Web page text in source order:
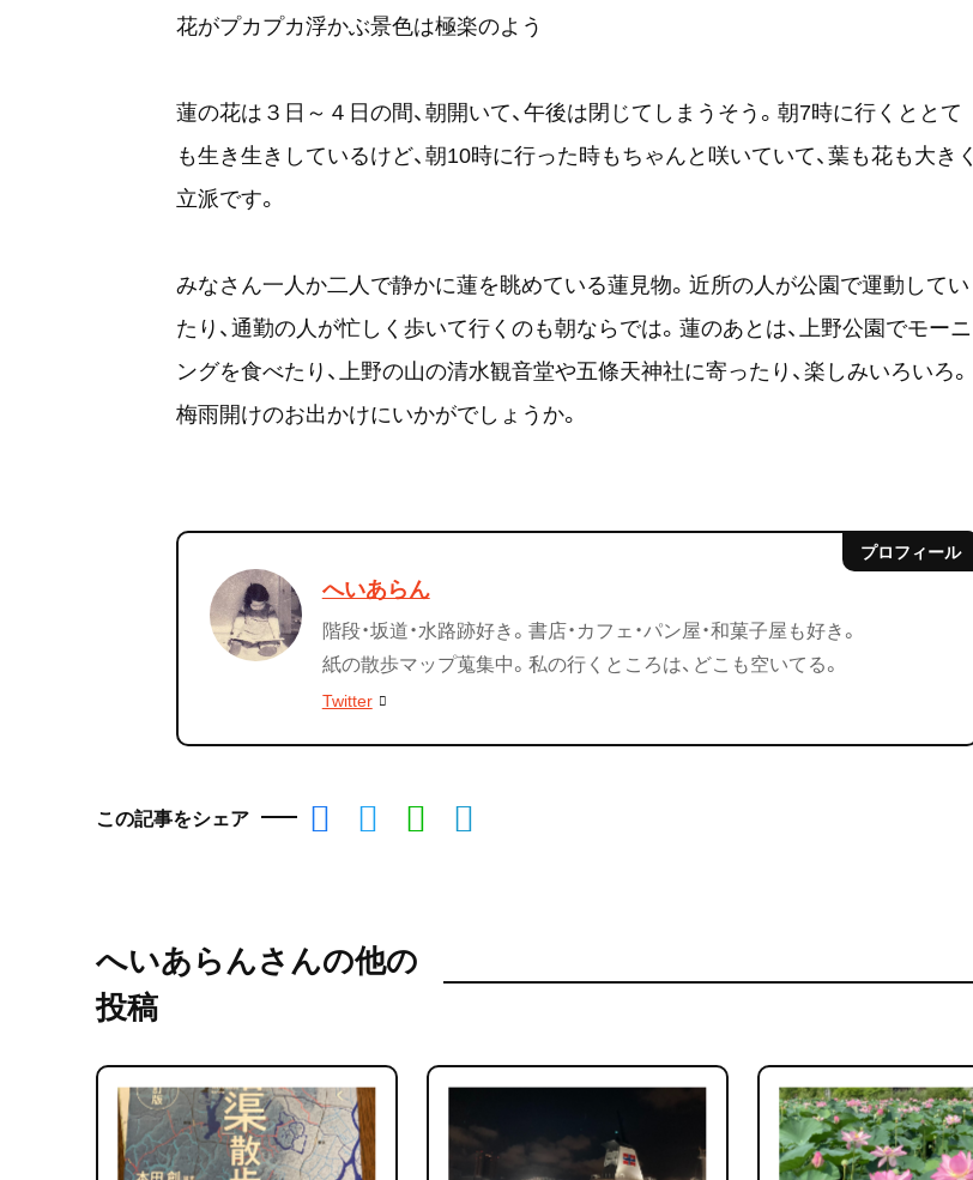
花がプカプカ浮かぶ景色は極楽のよう
蓮の花は３日～４日の間、朝開いて、午後は閉じてしまうそう。朝7時に行くととて
も生き生きしているけど、朝10時に行った時もちゃんと咲いていて、葉も花も大きく
立派です。
みなさん一人か二人で静かに蓮を眺めている蓮見物。近所の人が公園で運動してい
たり、通勤の人が忙しく歩いて行くのも朝ならでは。蓮のあとは、上野公園でモーニ
ングを食べたり、上野の山の清水観音堂や五條天神社に寄ったり、楽しみいろいろ。
梅雨開けのお出かけにいかがでしょうか。
へいあらん
階段・坂道・水路跡好き。書店・カフェ・パン屋・和菓子屋も好き。
紙の散歩マップ蒐集中。私の行くところは、どこも空いてる。
Twitter
この記事をシェア
へいあらんさんの他の
投稿